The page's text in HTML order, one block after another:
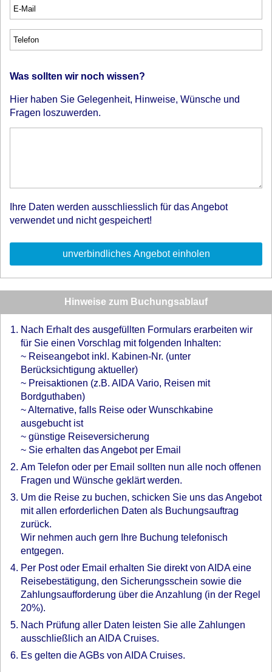
Was sollten wir noch wissen?
Hier haben Sie Gelegenheit, Hinweise, Wünsche und
Fragen loszuwerden.
Ihre Daten werden ausschliesslich für das Angebot
verwendet und nicht gespeichert!
Hinweise zum Buchungsablauf
Nach Erhalt des ausgefüllten Formulars erarbeiten wir
für Sie einen Vorschlag mit folgenden Inhalten:
~ Reiseangebot inkl. Kabinen-Nr. (unter
Berücksichtigung aktueller)
~ Preisaktionen (z.B. AIDA Vario, Reisen mit
Bordguthaben)
~ Alternative, falls Reise oder Wunschkabine
ausgebucht ist
~ günstige Reiseversicherung
~ Sie erhalten das Angebot per Email
Am Telefon oder per Email sollten nun alle noch offenen
Fragen und Wünsche geklärt werden.
Um die Reise zu buchen, schicken Sie uns das Angebot
mit allen erforderlichen Daten als Buchungsauftrag
zurück.
Wir nehmen auch gern Ihre Buchung telefonisch
entgegen.
Per Post oder Email erhalten Sie direkt von AIDA eine
Reisebestätigung, den Sicherungsschein sowie die
Zahlungsaufforderung über die Anzahlung (in der Regel
20%).
Nach Prüfung aller Daten leisten Sie alle Zahlungen
ausschließlich an AIDA Cruises.
Es gelten die AGBs von AIDA Cruises.